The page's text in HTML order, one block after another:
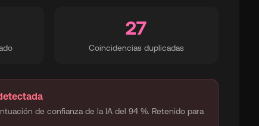
27
Coincidencias duplicadas
de confianza de la IA del 94 %. Retenido para